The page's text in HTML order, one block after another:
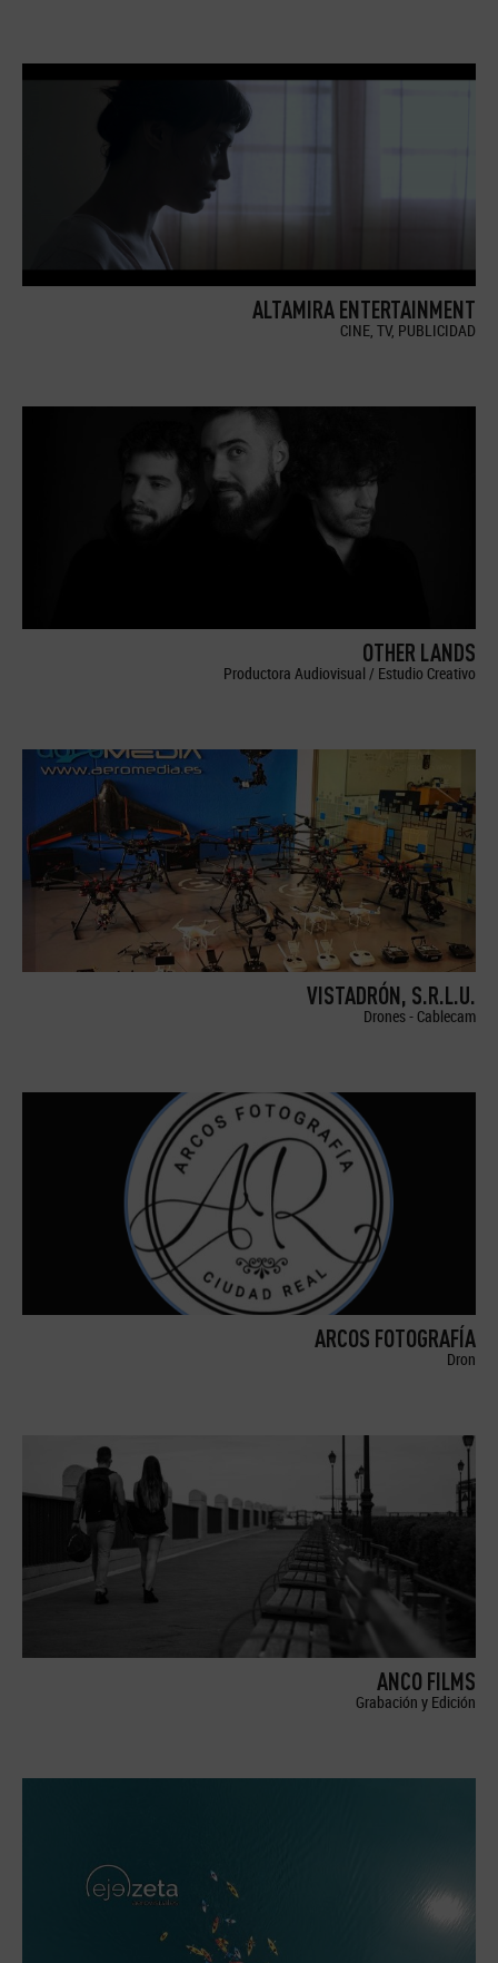
ALTAMIRA ENTERTAINMENT
CINE, TV, PUBLICIDAD
OTHER LANDS
Productora Audiovisual / Estudio Creativo
VISTADRÓN, S.R.L.U.
Drones - Cablecam
ARCOS FOTOGRAFÍA
Dron
ANCO FILMS
Grabación y Edición